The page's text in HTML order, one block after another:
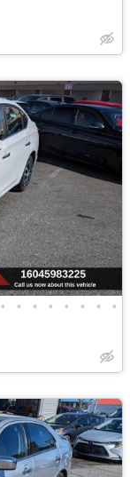
• • • • • • • •